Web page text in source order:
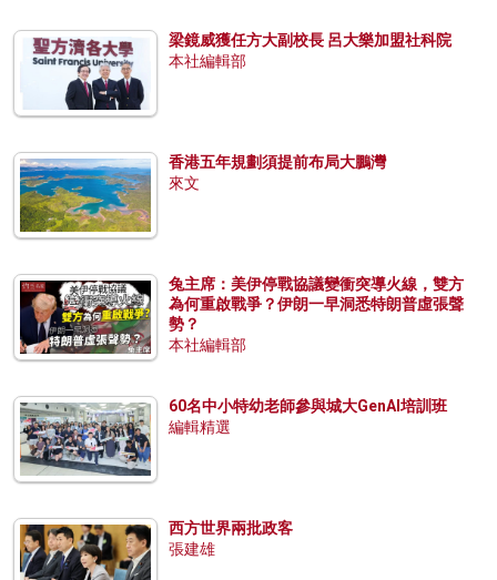
梁鏡威獲任方大副校長 呂大樂加盟社科院
本社編輯部
香港五年規劃須提前布局大鵬灣
來文
兔主席：美伊停戰協議變衝突導火線，雙方
為何重啟戰爭？伊朗一早洞悉特朗普虛張聲
勢？
本社編輯部
60名中小特幼老師參與城大GenAI培訓班
編輯精選
西方世界兩批政客
張建雄